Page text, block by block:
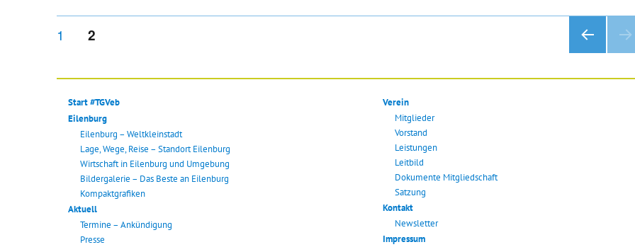
Seitennummerierung
Beiträge
HERI
SEITE
1 SEITE
2
Start #TGVeb
Eilenburg
Eilenburg – Weltkleinstadt
Lage, Wege, Reise – Standort Eilenburg
Wirtschaft in Eilenburg und Umgebung
Bildergalerie – Das Beste an Eilenburg
Kompaktgrafiken
Aktuell
Termine – Ankündigung
Presse
Verein
Mitglieder
Vorstand
Leistungen
Leitbild
Dokumente Mitgliedschaft
Satzung
Kontakt
Newsletter
Impressum